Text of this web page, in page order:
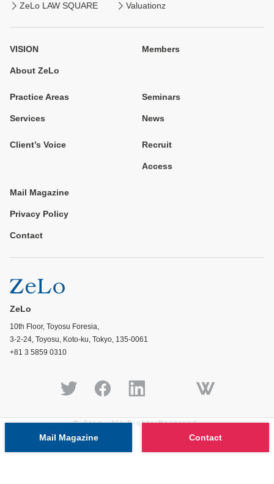
ZeLo LAW SQUARE Valuationz
VISION
About ZeLo
Members
Practice Areas
Services
Seminars
News
Client’s Voice Recruit
Access
Mail Magazine
Privacy Policy
Contact
ZeLo
10th Floor, Toyosu Foresia,
3-2-24, Toyosu, Koto-ku, Tokyo, 135-0061
+81 3 5859 0310
© ZeLo, All Rights Reserved.
Mail Magazine
Contact